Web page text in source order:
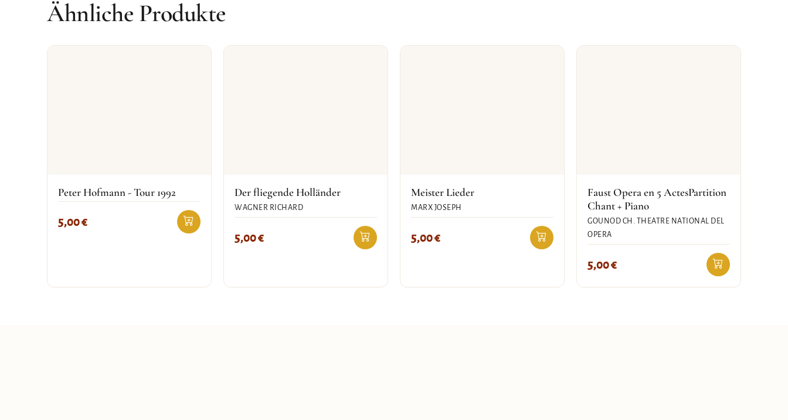
Ähnliche Produkte
Peter Hofmann - Tour 1992
5,00€
Der fliegende Holländer
WAGNER RICHARD
5,00€
Meister Lieder
MARX JOSEPH
5,00€
Faust Opera en 5 ActesPartition
Chant + Piano
GOUNOD CH. THEATRE NATIONAL DEL
OPERA
5,00€